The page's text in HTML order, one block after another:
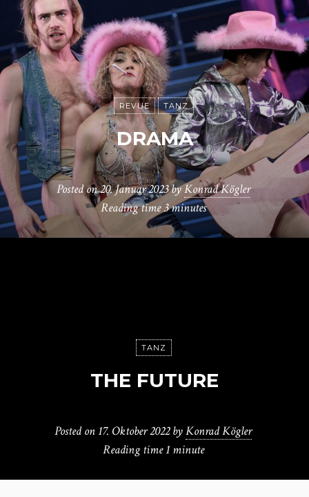
REVUE TANZ
DRAMA
Posted on20. Januar 2023byKonrad Kögler
Reading time3 minutes
TANZ
THE FUTURE
Posted on 17. Oktober 2022 byKonrad Kögler
Reading time1 minute